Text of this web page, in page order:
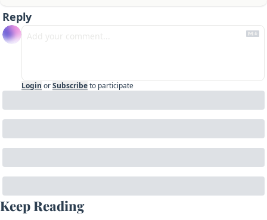
Reply
Login orSubscribeto participate
Keep Reading